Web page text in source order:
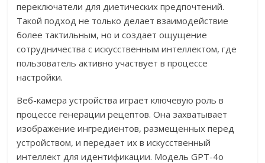
переключатели для диетических предпочтений.
Такой подход не только делает взаимодействие
более тактильным, но и создает ощущение
сотрудничества с искусственным интеллектом, где
пользователь активно участвует в процессе
настройки.
Веб-камера устройства играет ключевую роль в
процессе генерации рецептов. Она захватывает
изображение ингредиентов, размещенных перед
устройством, и передает их в искусственный
интеллект для идентификации. Модель GPT-4o